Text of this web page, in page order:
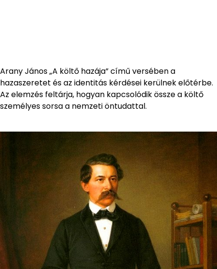
Arany János „A költő hazája” című versében a
hazaszeretet és az identitás kérdései kerülnek előtérbe.
Az elemzés feltárja, hogyan kapcsolódik össze a költő
személyes sorsa a nemzeti öntudattal.